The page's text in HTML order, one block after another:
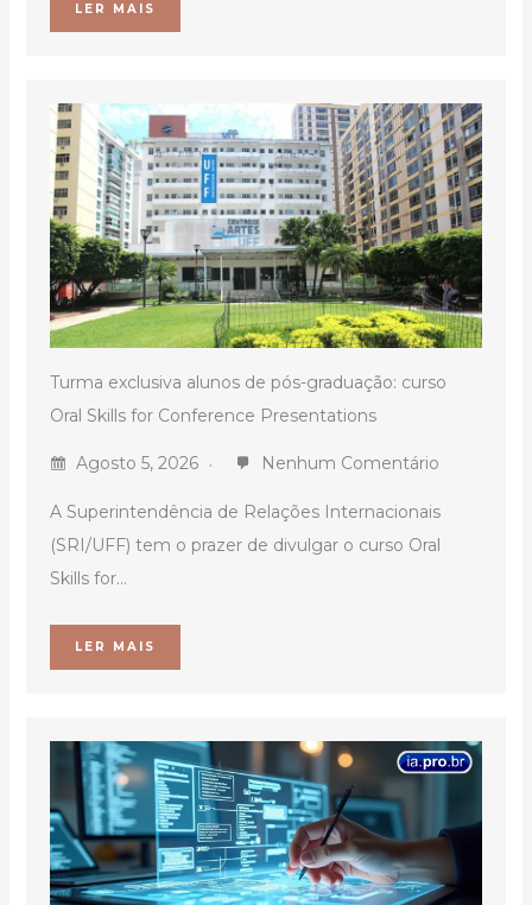
LER MAIS
Turma exclusiva alunos de pós-graduação: curso
Oral Skills for Conference Presentations
Agosto 5, 2026 Nenhum Comentário
A Superintendência de Relações Internacionais
(SRI/UFF) tem o prazer de divulgar o curso Oral
Skills for...
LER MAIS